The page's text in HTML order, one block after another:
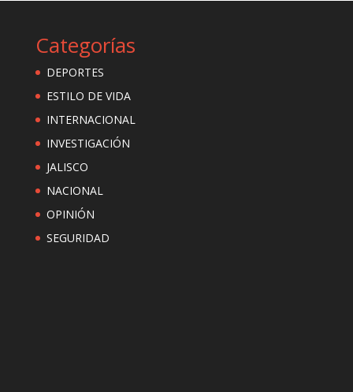
Categorías
DEPORTES
ESTILO DE VIDA
INTERNACIONAL
INVESTIGACIÓN
JALISCO
NACIONAL
OPINIÓN
SEGURIDAD